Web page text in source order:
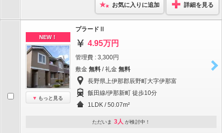
お気に入りに追加 詳細を見る
NEW！
もっと見る
プラードⅡ
4.95万円
管理費 : 3,300円
敷金 無料 / 礼金 無料
長野県上伊那郡辰野町大字伊那富
飯田線/伊那新町 徒歩10分
1LDK / 50.07m²
ただいま 3人 が検討中！